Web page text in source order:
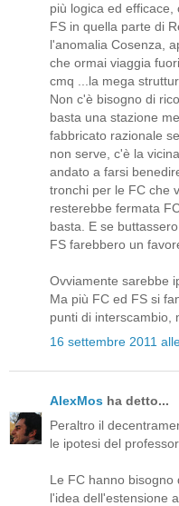
più logica ed
FS in quella parte di
l'anomalia Cosenza,
che ormai viaggia
cmq ...la mega
Non c'è bisogno di
basta una stazione
fabbricato razionale
non serve, c'è la
andato a farsi
tronchi per le FC che
resterebbe fermata
basta. E se
FS farebbero un
Ovviamente sarebbe
Ma più FC ed FS si
punti di interscambio,
16 settembre 2011
AlexMos ha detto...
Peraltro il
le ipotesi del
Le FC hanno bisogno
l'idea dell'estensione